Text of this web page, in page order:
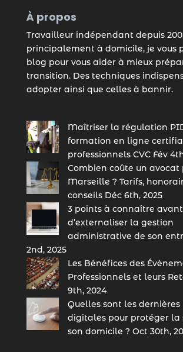
À propos
Travailleur indépendant depuis
principalement à domicile, je vous
blog pour vous aider à mieux
transition. Des techniques
adopter ainsi que celles à bannir.
Maîtriser la régulation
formation en ligne
professionnels CVC Fév
Combien coûte un avocat
Marseille ? Tarifs,
conseils Déc 6th, 2025
3 points à connaître avant
d’externaliser la gestion
administrative de son
2nd, 2025
Les Bénéfices des
Professionnels et leurs
9th, 2024
Quelles sont les
digitales pour protéger la
son domicile ? Oct 30th,